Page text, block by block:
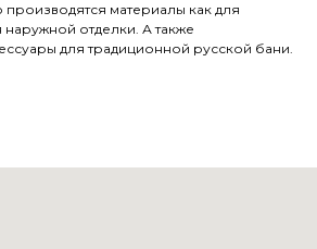
материалы как для
наружной отделки. А также
для традиционной русской бани.